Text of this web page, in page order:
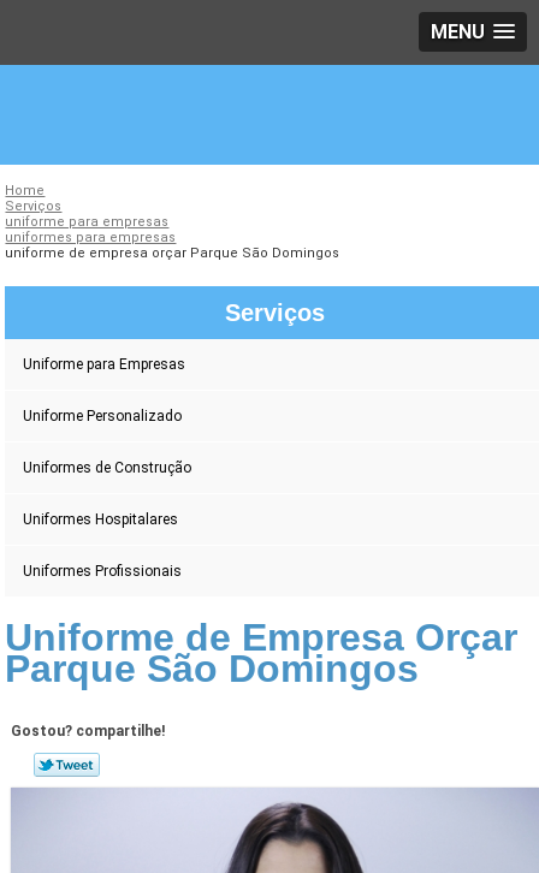
MENU
Home
Serviços
uniforme para empresas
uniformes para empresas
uniforme de empresa orçar Parque São Domingos
Serviços
Uniforme para Empresas
Uniforme Personalizado
Uniformes de Construção
Uniformes Hospitalares
Uniformes Profissionais
Uniforme de Empresa Orçar
Parque São Domingos
Gostou? compartilhe!